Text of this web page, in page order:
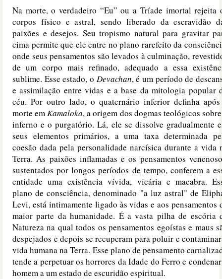
Na morte, o verdadeiro “Eu” ou a Tríade imortal rejeita
corpos físico e astral, sendo liberado da escravidão
paixões e desejos. Seu tropismo natural para gravitar
cima permite que ele entre no plano rarefeito da
onde seus pensamentos são levados à culminação,
de um corpo mais refinado, adequado a essa
sublime. Esse estado, o Devachan, é um período de
e assimilação entre vidas e a base da mitologia popular
céu. Por outro lado, o quaternário inferior definha
morte emKamaloka, a origem dos dogmas teológicos
inferno e o purgatório. Lá, ele se dissolve gradualmente
seus elementos primários, a uma taxa determinada
coesão dada pela personalidade narcísica durante a vida
Terra. As paixões inflamadas e os pensamentos
sustentados por longos períodos de tempo, conferem a
entidade uma existência vívida, vicária e macabra.
plano de consciência, denominado "a luz astral" de
Levi, está intimamente ligado às vidas e aos pensamentos
maior parte da humanidade. É a vasta pilha de escória
Natureza na qual todos os pensamentos egoístas e maus
despejados e depois se recuperam para poluir e
vida humana na Terra. Esse plano de pensamento
tende a perpetuar os horrores da Idade do Ferro e
homem a um estado de escuridão espiritual.